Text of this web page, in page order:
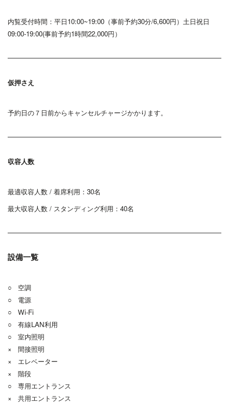
内覧受付時間：平日10:00~19:00（事前予約30分/6,600円）土日祝日
09:00-19:00(事前予約1時間22,000円）
仮押さえ
予約日の７日前からキャンセルチャージかかります。
収容人数
最適収容人数 / 着席利用：30名
最大収容人数 / スタンディング利用：40名
設備一覧
○ 空調
○ 電源
○ Wi-Fi
○ 有線LAN利用
○ 室内照明
× 間接照明
× エレベーター
× 階段
○ 専用エントランス
× 共用エントランス